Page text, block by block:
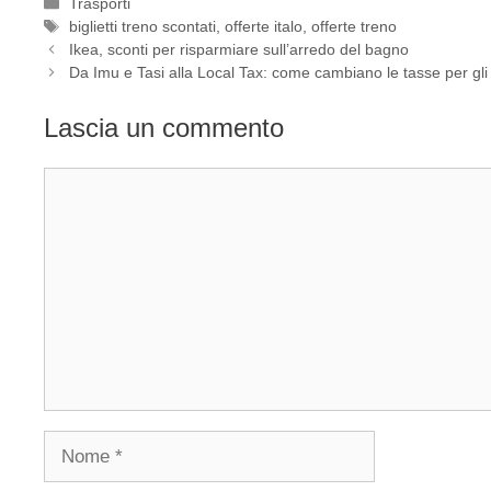
Trasporti
Tag
biglietti treno scontati,offerte italo,offerte treno
Ikea, sconti per risparmiare sull’arredo del bagno
Da Imu e Tasi alla Local Tax: come cambiano le tasse per
Lascia un commento